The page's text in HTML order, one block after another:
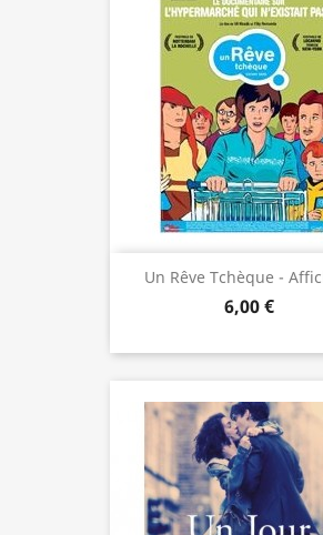
Un Rêve Tchèque -
6,00 €